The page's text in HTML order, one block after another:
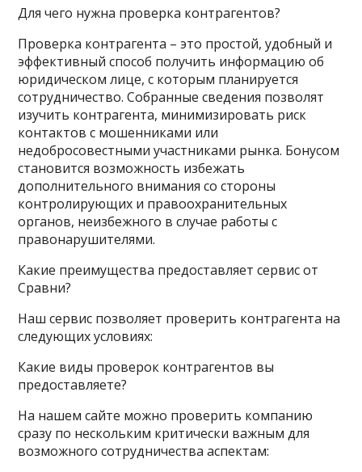
Для чего нужна проверка контрагентов?
Проверка контрагента – это простой, удобный и
эффективный способ получить информацию об
юридическом лице, с которым планируется
сотрудничество. Собранные сведения позволят
изучить контрагента, минимизировать риск
контактов с мошенниками или
недобросовестными участниками рынка. Бонусом
становится возможность избежать
дополнительного внимания со стороны
контролирующих и правоохранительных
органов, неизбежного в случае работы с
правонарушителями.
Какие преимущества предоставляет сервис от
Сравни?
Наш сервис позволяет проверить контрагента на
следующих условиях:
Какие виды проверок контрагентов вы
предоставляете?
На нашем сайте можно проверить компанию
сразу по нескольким критически важным для
возможного сотрудничества аспектам: